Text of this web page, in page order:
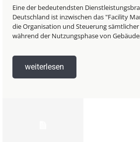
Eine der bedeutendsten
Deutschland ist inzwischen das "Facility
die Organisation und Steuerung
während der Nutzungsphase von
weiterlesen